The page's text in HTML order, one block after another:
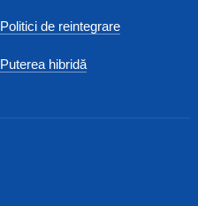
Politici de reintegrare
Puterea hibridă